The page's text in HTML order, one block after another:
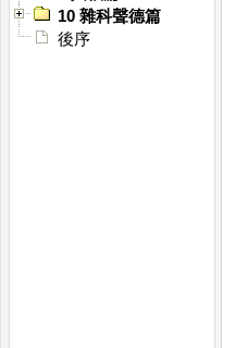
10 雜科聲德篇
後序